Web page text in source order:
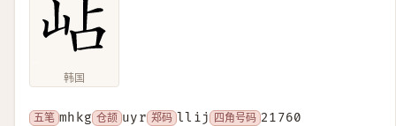
韩国
五笔 mhkg 仓颉 uyr 郑码 llij 四角号码 21760